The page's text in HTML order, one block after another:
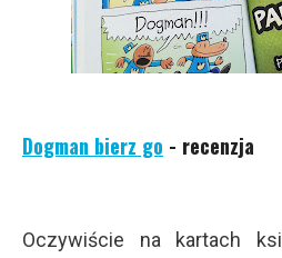
Dogman bierz go - recenzja
Oczywiście na kartach